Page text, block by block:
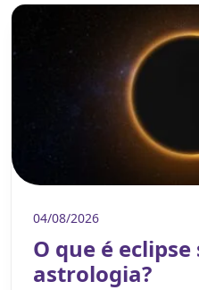
04/08/2026
O que é
astrologia?